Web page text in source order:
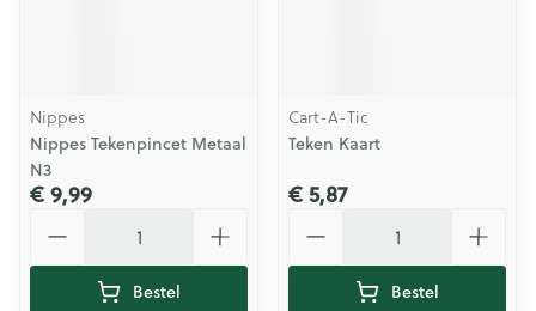
Nippes
Nippes Tekenpincet Metaal
N3
€ 9,99
Bestel
Cart-A-Tic
Teken Kaart
€ 5,87
Bestel